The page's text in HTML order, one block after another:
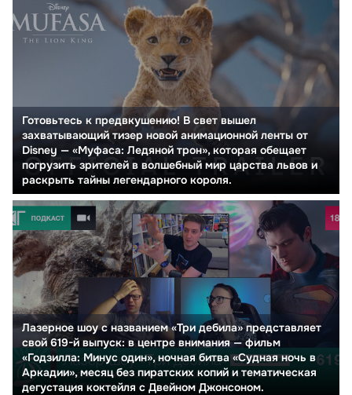
Готовьтесь к предвкушению! В свет вышел
захватывающий тизер новой анимационной ленты от
Disney — «Муфаса: Ледяной трон», которая обещает
погрузить зрителей в волшебный мир царства львов и
раскрыть тайны легендарного короля.
Лазерное шоу с названием «Три дебила» представляет
свой 619-й выпуск: в центре внимания — фильм
«Годзилла: Минус один», ночная битва «Судная ночь в
Аркадии», месяц без пиратских копий и тематическая
дегустация коктейля с Двейном Джонсоном.